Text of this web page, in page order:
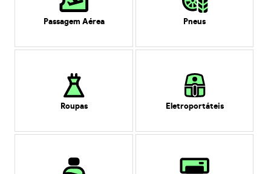
Passagem Aérea Pneus
Roupas Eletroportáteis